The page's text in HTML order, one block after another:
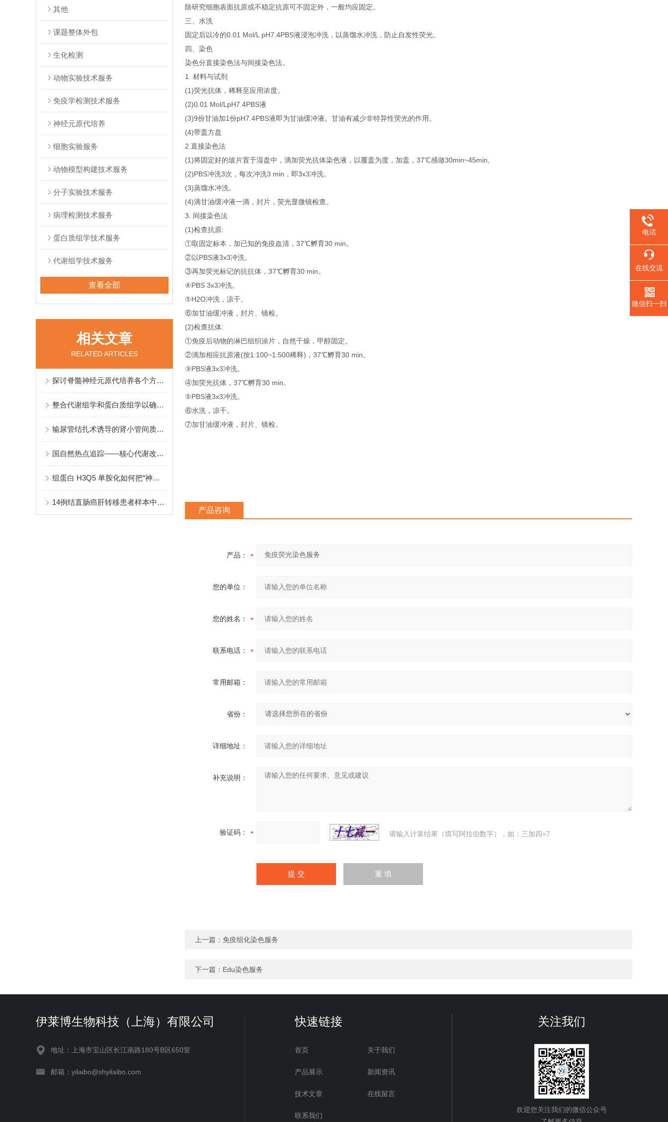
其他
课题整体外包
生化检测
动物实验技术服务
免疫学检测技术服务
神经元原代培养
细胞实验服务
动物模型构建技术服务
分子实验技术服务
病理检测技术服务
蛋白质组学技术服务
代谢组学技术服务
查看全部
相关文章
RELATED ARTICLES
探讨脊髓神经元原代培养各个方面的注意事项
整合代谢组学和蛋白质组学以确定心力衰竭和心房颤动的新型药物靶点
输尿管结扎术诱导的肾小管间质纤维化模型
国自然热点追踪——核心代谢改变如何影响药物驱动的抗肿瘤免疫
组蛋白 H3Q5 单胺化如何把“神经递质波动”转译为“染色质节律”
14例结直肠癌肝转移患者样本中发现治疗新靶点——CTSD
除研究细胞表面抗原或不稳定抗原可不固定外，一般均应固定。
三、水洗
固定后以冷的0.01 Mol/L pH7.4PBS液浸泡冲洗，以蒸馏水冲洗，防止自发性荧光。
四、染色
染色分直接染色法与间接染色法。
1. 材料与试剂
(1)荧光抗体，稀释至应用浓度。
(2)0.01 Mol/LpH7.4PBS液
(3)9份甘油加1份pH7.4PBS液即为甘油缓冲液。甘油有减少非特异性荧光的作用。
(4)带盖方盘
2.直接染色法
(1)将固定好的玻片置于湿盘中，滴加荧光抗体染色液，以覆盖为度，加盖，37℃感做30min~45min,
(2)PBS冲洗3次，每次冲洗3 min，即3x3冲洗。
(3)蒸馏水冲洗。
(4)滴甘油缓冲液一滴，封片，荧光显微镜检查。
3. 间接染色法
(1)检查抗原:
①取固定标本，加已知的免疫血清，37℃孵育30 min。
②以PBS液3x3冲洗。
③再加荧光标记的抗抗体，37℃孵育30 min。
④PBS 3x3冲洗。
⑤H2O冲洗，凉干。
⑥加甘油缓冲液，封片、镜检。
(2)检查抗体:
①免疫后动物的淋巴组织涂片，自然干燥，甲醇固定。
②滴加相应抗原液(按1:100~1:500稀释)，37℃孵育30 min。
③PBS液3x3冲洗。
④加荧光抗体，37℃孵育30 min。
⑤PBS液3x3冲洗。
⑥水洗，凉干。
⑦加甘油缓冲液，封片、镜检。
产品咨询
产品：
您的单位：
您的姓名：
联系电话：
常用邮箱：
省份：
详细地址：
补充说明：
验证码： 请输入计算结果（填写阿拉伯数字），如：三加四=7
上一篇： 免疫组化染色服务
下一篇： Edu染色服务
伊莱博生物科技（上海）有限公司
地址：上海市宝山区长江南路180号B区650室
邮箱：yilaibo@shyilaibo.com
快速链接
首页 关于我们
产品展示 新闻资讯
技术文章 在线留言
联系我们
关注我们
欢迎您关注我们的微信公众号
电话
在线交流
微信扫一扫